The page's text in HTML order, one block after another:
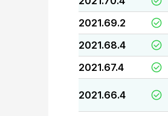
2021.69.2
2021.68.4
2021.67.4
2021.66.4